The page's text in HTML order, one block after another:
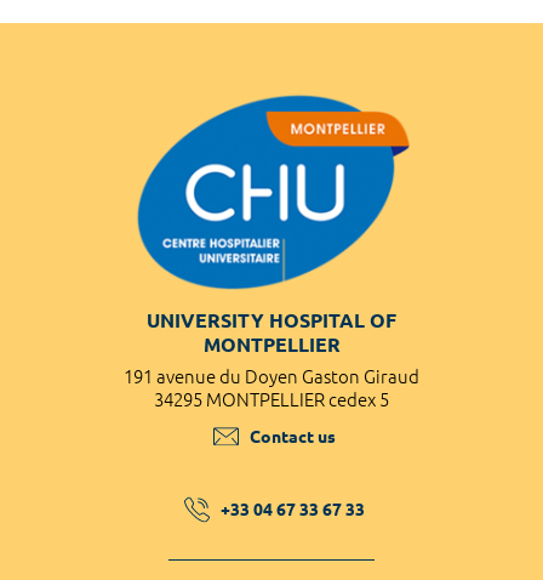
UNIVERSITY HOSPITAL OF
MONTPELLIER
191 avenue du Doyen Gaston Giraud
34295 MONTPELLIER cedex 5
Contact us
+33 04 67 33 67 33